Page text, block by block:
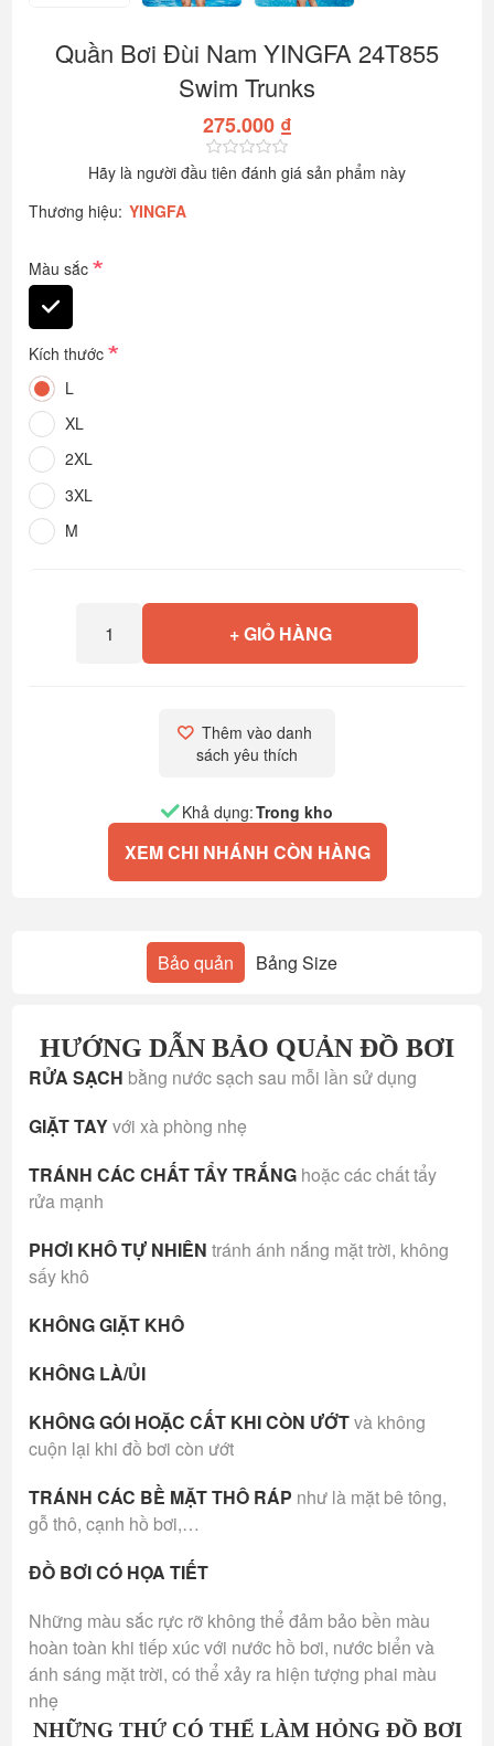
Quần Bơi Đùi Nam YINGFA 24T855
Swim Trunks
275.000 ₫
Hãy là người đầu tiên đánh giá sản phẩm này
Thương hiệu: YINGFA
Màu sắc*
Kích thước*
L
XL
2XL
3XL
M
+ GIỎ HÀNG
Thêm vào danh
sách yêu thích
Khả dụng:Trong kho
XEM CHI NHÁNH CÒN HÀNG
Bảo quản Bảng Size
HƯỚNG DẪN BẢO QUẢN ĐỒ BƠI
RỬA SẠCH bằng nước sạch sau mỗi lần sử dụng
GIẶT TAYvới xà phòng nhẹ
TRÁNH CÁC CHẤT TẨY TRẮNG hoặc các chất tẩy
rửa mạnh
PHƠI KHÔ TỰ NHIÊN tránh ánh nắng mặt trời, không
sấy khô
KHÔNG GIẶT KHÔ
KHÔNG LÀ/ỦI
KHÔNG GÓI HOẶC CẤT KHI CÒN ƯỚTvà không
cuộn lại khi đồ bơi còn ướt
TRÁNH CÁC BỀ MẶT THÔ RÁP như là mặt bê tông,
gỗ thô, cạnh hồ bơi,…
ĐỒ BƠI CÓ HỌA TIẾT
Những màu sắc rực rỡ không thể đảm bảo bền màu
hoàn toàn khi tiếp xúc với nước hồ bơi, nước biển và
ánh sáng mặt trời, có thể xảy ra hiện tượng phai màu
nhẹ
NHỮNG THỨ CÓ THỂ LÀM HỎNG ĐỒ BƠI